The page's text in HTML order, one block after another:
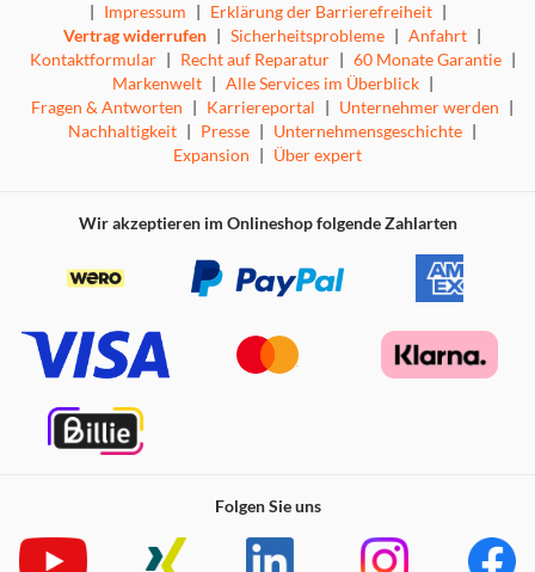
| Impressum | Erklärung der Barrierefreiheit |
Vertrag widerrufen | Sicherheitsprobleme | Anfahrt |
Kontaktformular | Recht auf Reparatur | 60 Monate Garantie |
Markenwelt | Alle Services im Überblick |
Fragen & Antworten | Karriereportal | Unternehmer werden |
Nachhaltigkeit | Presse | Unternehmensgeschichte |
Expansion | Über expert
Wir akzeptieren im Onlineshop folgende Zahlarten
Folgen Sie uns